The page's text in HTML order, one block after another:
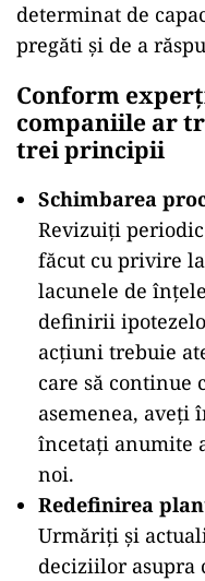
determinat de
pregăti și de a
Conform
companiile ar
trei principii
Schimbarea
Revizuiți
făcut cu privire
lacunele de
definirii
acțiuni trebuie
care să
asemenea, aveți
încetați anumite
noi.
Redefinirea
Urmăriți și
deciziilor asupra